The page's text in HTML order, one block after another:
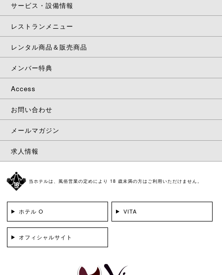
サービス・設備情報
レストランメニュー
レンタル商品＆販売商品
メンバー特典
Access
お問い合わせ
メールマガジン
求人情報
当ホテルは、風俗営業の定めにより 18 歳未満の方はご利用いただけません。
ホテル O VITA
オフィシャルサイト